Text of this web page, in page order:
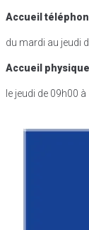
Accueil
du mardi au jeudi
Accueil
le jeudi de 09h00